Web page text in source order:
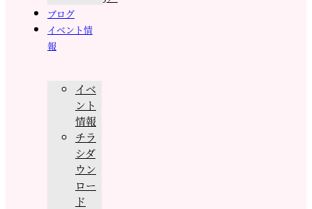
ブログ
イベント情
報
イベ
ント
情報
チラ
シダ
ウン
ロー
ド